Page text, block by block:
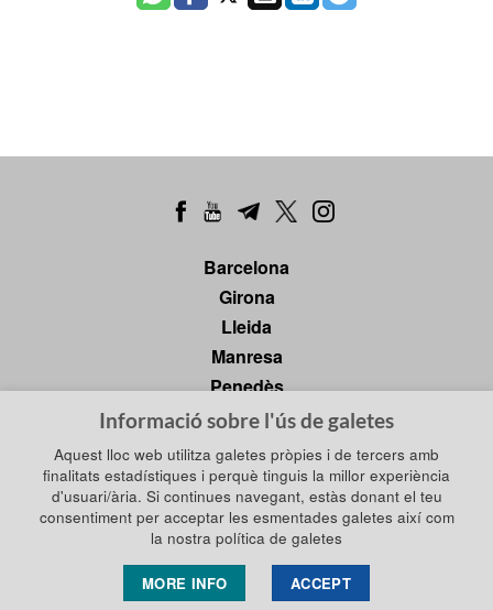
Barcelona
Girona
Lleida
Manresa
Penedès
Tarragona
Tortosa
Política de privadesa
Política de galetes
Avís legal
Informació sobre l'ús de galetes
Aquest lloc web utilitza galetes pròpies i de tercers amb
finalitats estadístiques i perquè tinguis la millor experiència
d'usuari/ària. Si continues navegant, estàs donant el teu
consentiment per acceptar les esmentades galetes així com
la nostra política de galetes
MORE INFO ACCEPT